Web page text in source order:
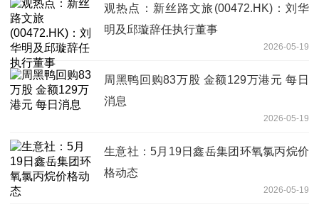
观热点：新丝路文旅(00472.HK)：刘华
明及邱璇辞任执行董事
2026-05-19
周黑鸭回购83万股 金额129万港元 每日
消息
2026-05-19
生意社：5月19日鑫岳集团环氧氯丙烷价
格动态
2026-05-19